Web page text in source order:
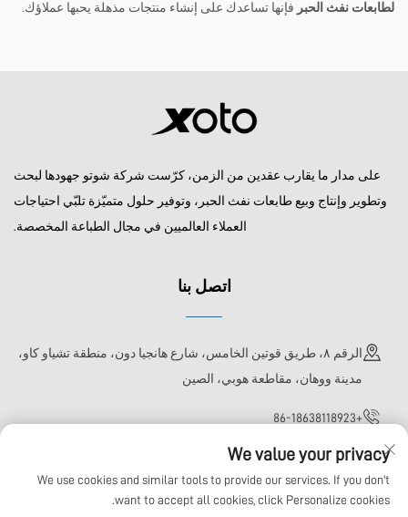
لطابعات نفث الحبر فإنها تساعدك على إنشاء منتجات مذهلة يحبها عملاؤك.
على مدار ما يقارب عقدين من الزمن، كرّست شركة شوتو جهودها لبحث
وتطوير وإنتاج وبيع طابعات نفث الحبر، وتوفير حلول متميّزة تلبّي احتياجات
العملاء العالميين في مجال الطباعة المخصصة.
اتصل بنا
الرقم ٨، طريق قوتين الخامس، شارع هانجيا دون، منطقة تشياو كاو،
مدينة ووهان، مقاطعة هوبي، الصين
+86-18638118923
[email protected]
We value your privacy
We use cookies and similar tools to provide our services. If you don't
want to accept all cookies, click Personalize cookies.